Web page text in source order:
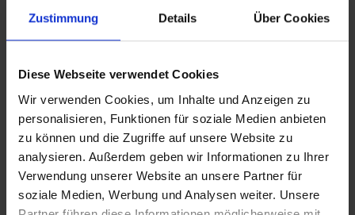
Zustimmung Details Über Cookies
Diese Webseite verwendet Cookies
Wir verwenden Cookies, um Inhalte und Anzeigen zu
personalisieren, Funktionen für soziale Medien anbieten
zu können und die Zugriffe auf unsere Website zu
analysieren. Außerdem geben wir Informationen zu Ihrer
Verwendung unserer Website an unsere Partner für
soziale Medien, Werbung und Analysen weiter. Unsere
bewegen“ auf das nächste Bildungshighlight, welches
wir nach langer, pandemiebedingter Pause endlich
Nun verabschieden wir uns mit dieser Bilanz in den
Weihnachtsurlaub und danken für ein Sportjugendjahr
voller Abenteuer, Austausch und Anregungen. Für
einzigartige Erlebnisse und herausragendes
Engagement. Für gemeinsame Zeit und
Zusammenarbeit.
Allen Freunden und Mitgestalter*innen wünschen wir